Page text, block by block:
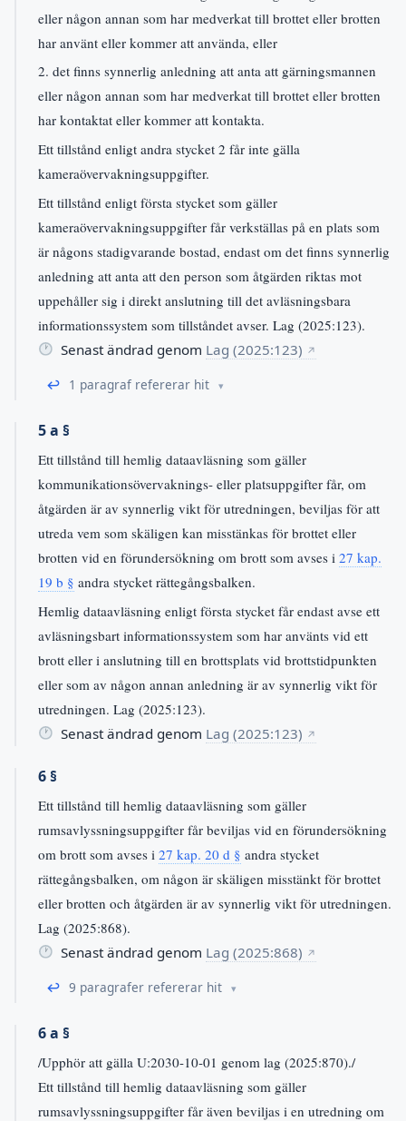
eller någon annan som har medverkat till brottet eller brotten
har använt eller kommer att använda, eller
2. det finns synnerlig anledning att anta att gärningsmannen
eller någon annan som har medverkat till brottet eller brotten
har kontaktat eller kommer att kontakta.
Ett tillstånd enligt andra stycket 2 får inte gälla
kameraövervakningsuppgifter.
Ett tillstånd enligt första stycket som gäller
kameraövervakningsuppgifter får verkställas på en plats som
är någons stadigvarande bostad, endast om det finns synnerlig
anledning att anta att den person som åtgärden riktas mot
uppehåller sig i direkt anslutning till det avläsningsbara
informationssystem som tillståndet avser. Lag (2025:123).
Senast ändrad genom Lag (2025:123) ↗
↩ 1 paragraf refererar hit
5 a §
Ett tillstånd till hemlig dataavläsning som gäller
kommunikationsövervaknings- eller platsuppgifter får, om
åtgärden är av synnerlig vikt för utredningen, beviljas för att
utreda vem som skäligen kan misstänkas för brottet eller
brotten vid en förundersökning om brott som avses i 27 kap.
19 b § andra stycket rättegångsbalken.
Hemlig dataavläsning enligt första stycket får endast avse ett
avläsningsbart informationssystem som har använts vid ett
brott eller i anslutning till en brottsplats vid brottstidpunkten
eller som av någon annan anledning är av synnerlig vikt för
utredningen. Lag (2025:123).
Senast ändrad genom Lag (2025:123) ↗
6 §
Ett tillstånd till hemlig dataavläsning som gäller
rumsavlyssningsuppgifter får beviljas vid en förundersökning
om brott som avses i 27 kap. 20 d § andra stycket
rättegångsbalken, om någon är skäligen misstänkt för brottet
eller brotten och åtgärden är av synnerlig vikt för utredningen.
Lag (2025:868).
Senast ändrad genom Lag (2025:868) ↗
↩ 9 paragrafer refererar hit
6 a §
/Upphör att gälla U:2030-10-01 genom lag (2025:870)./
Ett tillstånd till hemlig dataavläsning som gäller
rumsavlyssningsuppgifter får även beviljas i en utredning om